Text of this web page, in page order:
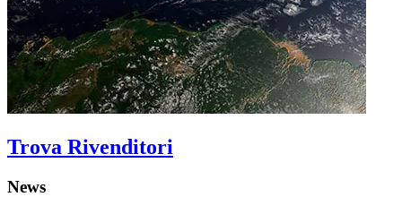
Trova Rivenditori
News